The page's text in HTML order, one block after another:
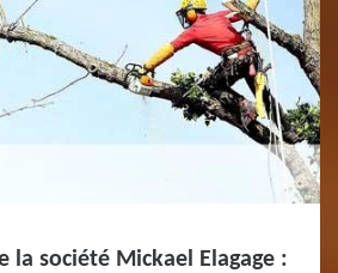
la société Mickael Elagage :